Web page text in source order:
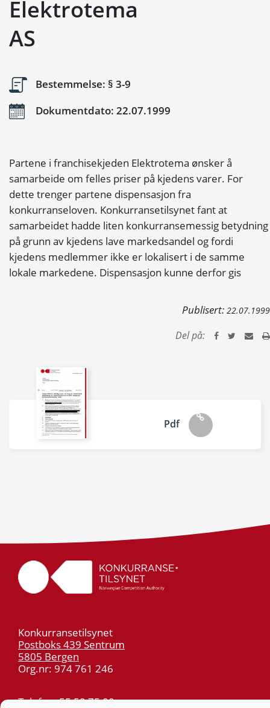
Elektrotema
AS
Bestemmelse: § 3-9
Dokumentdato: 22.07.1999
Partene i franchisekjeden Elektrotema ønsker å
samarbeide om felles priser på kjedens varer. For
dette trenger partene dispensasjon fra
konkurranseloven. Konkurransetilsynet fant at
samarbeidet hadde liten konkurransemessig betydning
på grunn av kjedens lave markedsandel og fordi
kjedens medlemmer ikke er lokalisert i de samme
lokale markedene. Dispensasjon kunne derfor gis
Publisert: 22.07.1999
Del på:
Pdf
Konkurransetilsynet
Postboks 439 Sentrum
5805 Bergen
Org.nr: 974 761 246
Telefon:55 59 75 00